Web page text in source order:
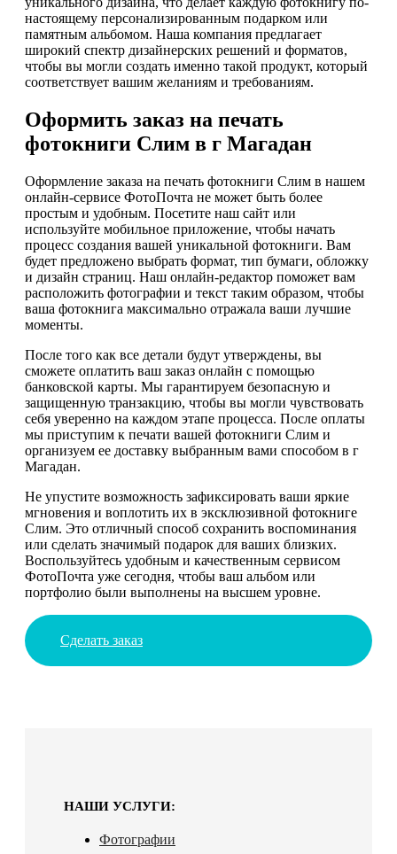
настоящему персонализированным подарком или
памятным альбомом. Наша компания предлагает
широкий спектр дизайнерских решений и форматов,
чтобы вы могли создать именно такой продукт, который
соответствует вашим желаниям и требованиям.
Оформить заказ на печать
фотокниги Слим в г Магадан
Оформление заказа на печать фотокниги Слим в нашем
онлайн-сервисе ФотоПочта не может быть более
простым и удобным. Посетите наш сайт или
используйте мобильное приложение, чтобы начать
процесс создания вашей уникальной фотокниги. Вам
будет предложено выбрать формат, тип бумаги, обложку
и дизайн страниц. Наш онлайн-редактор поможет вам
расположить фотографии и текст таким образом, чтобы
ваша фотокнига максимально отражала ваши лучшие
моменты.
После того как все детали будут утверждены, вы
сможете оплатить ваш заказ онлайн с помощью
банковской карты. Мы гарантируем безопасную и
защищенную транзакцию, чтобы вы могли чувствовать
себя уверенно на каждом этапе процесса. После оплаты
мы приступим к печати вашей фотокниги Слим и
организуем ее доставку выбранным вами способом в г
Магадан.
Не упустите возможность зафиксировать ваши яркие
мгновения и воплотить их в эксклюзивной фотокниге
Слим. Это отличный способ сохранить воспоминания
или сделать значимый подарок для ваших близких.
Воспользуйтесь удобным и качественным сервисом
ФотоПочта уже сегодня, чтобы ваш альбом или
портфолио были выполнены на высшем уровне.
Сделать заказ
НАШИ УСЛУГИ:
Фотографии